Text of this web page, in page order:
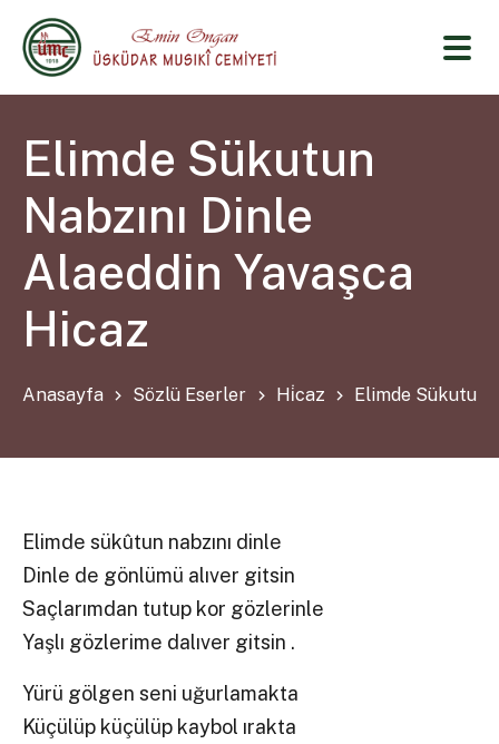
Elimde Sükutun
Nabzını Dinle
Alaeddin Yavaşca
Hicaz
Anasayfa Sözlü Eserler Hi̇caz Elimde Sükutun
Elimde sükûtun nabzını dinle
Dinle de gönlümü alıver gitsin
Saçlarımdan tutup kor gözlerinle
Yaşlı gözlerime dalıver gitsin .
Yürü gölgen seni uğurlamakta
Küçülüp küçülüp kaybol ırakta